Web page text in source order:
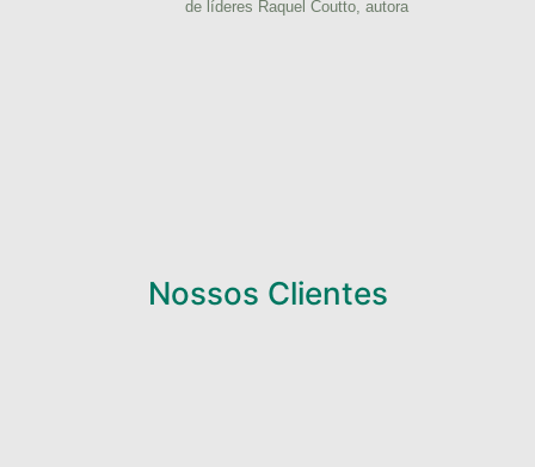
de líderes Raquel Coutto, autora
Nossos Clientes